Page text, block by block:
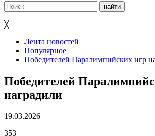
╳
Лента новостей
Популярное
Победителей Паралимпийских игр
Победителей
наградили
19.03.2026
353